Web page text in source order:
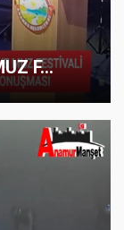
F...